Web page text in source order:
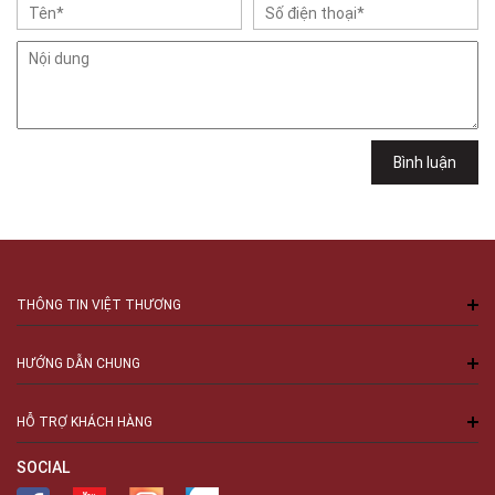
Việt Thương Music - 102Q An Dương Vương
102Q Đường An Dương Vương, Phường An Đông, TPHCM, Quận 5, Hồ Chí
Minh
Bình luận
THÔNG TIN VIỆT THƯƠNG
HƯỚNG DẪN CHUNG
HỖ TRỢ KHÁCH HÀNG
SOCIAL